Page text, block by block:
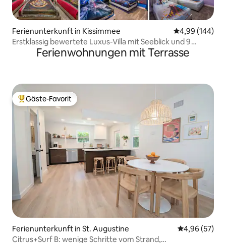
Ferienunterkunft in Kissimmee
4,99 (144)
Erstklassig bewertete Luxus-Villa mit Seeblick und 9
Schlafzimmern @Storey Lake
Ferienwohnungen mit Terrasse
Beliebter Gäste-Favorit.
Gäste-Favorit
Ferienunterkunft in St. Augustine
4,96 (57)
Citrus+Surf B: wenige Schritte vom Strand,